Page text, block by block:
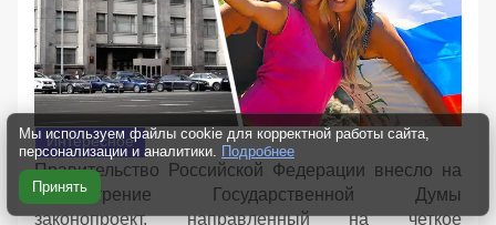
Интересное
Правительство Российской Федерации внесло на
рассмотрение Государственной Думы
законопроект, направленный на четкое
Мы используем файлы cookie для корректной работы сайта,
персонализации и аналитики. Подробнее
Принять